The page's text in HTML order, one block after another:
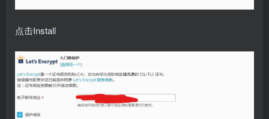
点击Install